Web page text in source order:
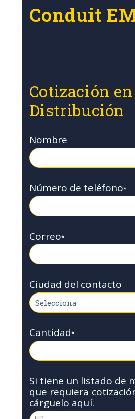
Conduit
Cotización en
Distribución
Nombre
Número de teléfono*
Correo*
Ciudad del contacto
Cantidad*
Si tiene un listado de
que requiera
cárguelo aquí.